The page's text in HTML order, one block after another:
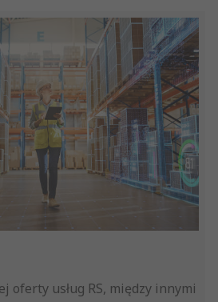
oferty usług RS, między innymi